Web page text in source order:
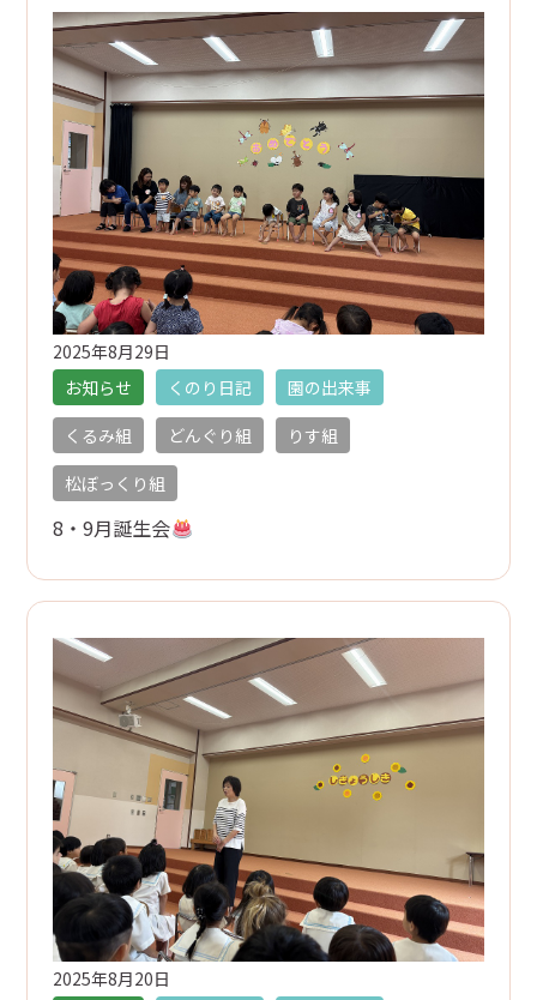
2025年8月29日
お知らせ
くのり日記
園の出来事
くるみ組
どんぐり組
りす組
松ぼっくり組
8・9月誕生会
2025年8月20日